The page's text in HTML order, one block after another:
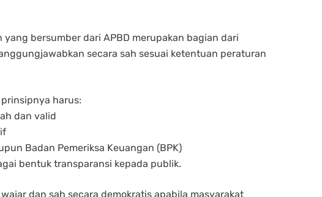
bersumber dari APBD merupakan bagian dari
secara sah sesuai ketentuan peraturan
harus:
dan valid
Badan Pemeriksa Keuangan (BPK)
bentuk transparansi kepada publik.
dan sah secara demokratis apabila masyarakat